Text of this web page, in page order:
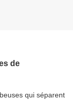
de
qui séparent